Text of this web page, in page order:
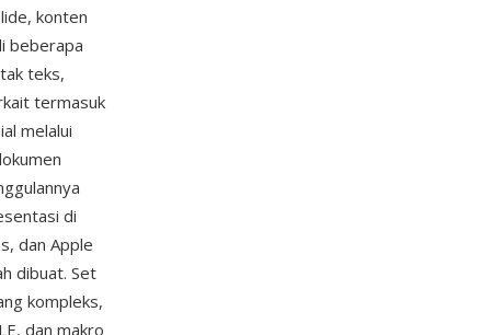
konten
beberapa
teks,
termasuk
melalui
di
dan Apple
dibuat. Set
kompleks,
dan makro